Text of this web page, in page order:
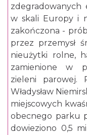
zdegradowanych
w skali Europy i
zakończona -
przez przemysł
nieużytki rolne,
zamienione w
zieleni parowej.
Władysław
miejscowych
obecnego parku
dowieziono 0,5